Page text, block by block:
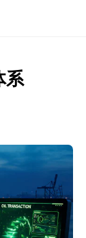
系